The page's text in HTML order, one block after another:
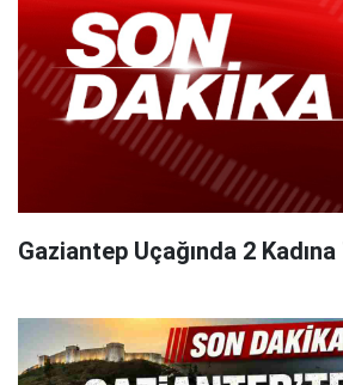
Gaziantep Uçağında 2